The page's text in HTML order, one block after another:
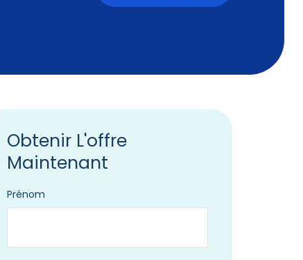
Obtenir L'offre
Maintenant
Prénom